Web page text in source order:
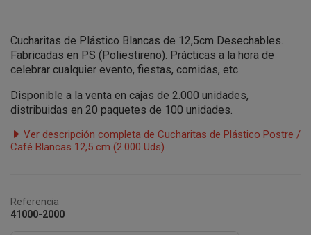
Cucharitas de Plástico Blancas de 12,5cm Desechables.
Fabricadas en PS (Poliestireno). Prácticas a la hora de
celebrar cualquier evento, fiestas, comidas, etc.
Disponible a la venta en cajas de 2.000 unidades,
distribuidas en 20 paquetes de 100 unidades.
Ver descripción completa de Cucharitas de Plástico Postre /
Café Blancas 12,5 cm (2.000 Uds)
Referencia
41000-2000